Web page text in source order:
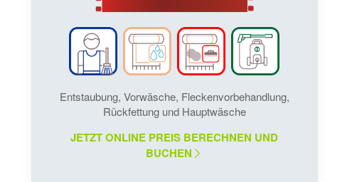
Entstaubung, Vorwäsche, Fleckenvorbehandlung,
Rückfettung und Hauptwäsche
JETZT ONLINE PREIS BERECHNEN UND
BUCHEN